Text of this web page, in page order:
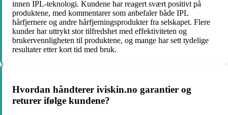
innen IPL-teknologi. Kundene har reagert svært positivt på
produktene, med kommentarer som anbefaler både IPL
hårfjernere og andre hårfjerningsprodukter fra selskapet. Flere
kunder har uttrykt stor tilfredshet med effektiviteten og
brukervennligheten til produktene, og mange har sett tydelige
resultater etter kort tid med bruk.
Hvordan håndterer iviskin.no garantier og
returer ifølge kundene?